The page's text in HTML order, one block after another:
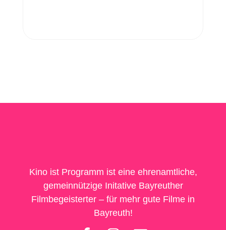
Kino ist Programm ist eine ehrenamtliche,
gemeinnützige Initative Bayreuther
Filmbegeisterter – für mehr gute Filme in
Bayreuth!